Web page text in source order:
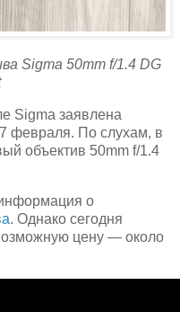
Sigma 50mm f/1.4 DG
Sigma заявлена
7 февраля. По слухам, в
объектив 50mm f/1.4
о
. Однако сегодня
цену — около